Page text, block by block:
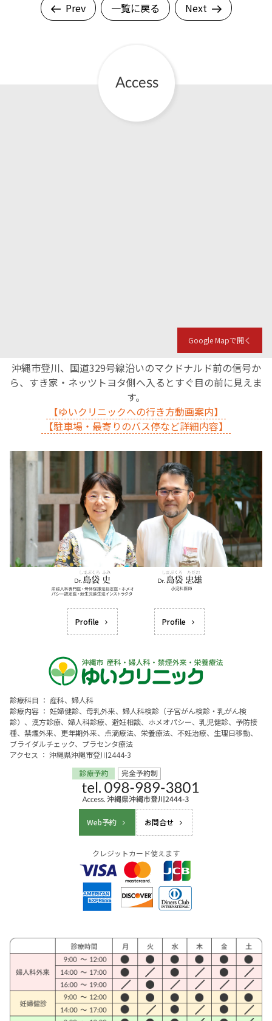
Prev 一覧に戻る Next
Google Mapで開く
沖縄市登川、国道329号線沿いのマクドナルド前の信号か
ら、すき家・ネッツトヨタ側へ入るとすぐ目の前に見えま
す。
【ゆいクリニックへの行き方動画案内】
【駐車場・最寄りのバス停など詳細内容】
Profile Profile
診療科目 ： 産科、婦人科
診療内容 ： 妊婦健診、母乳外来、婦人科検診（子宮がん検診・乳がん検
診）、漢方診療、婦人科診療、避妊相談、ホメオパシー、乳児健診、予防接
種、禁煙外来、更年期外来、点滴療法、栄養療法、不妊治療、生理日移動、
ブライダルチェック、プラセンタ療法
アクセス ： 沖縄県沖縄市登川2444-3
Web予約 お問合せ
クレジットカード使えます